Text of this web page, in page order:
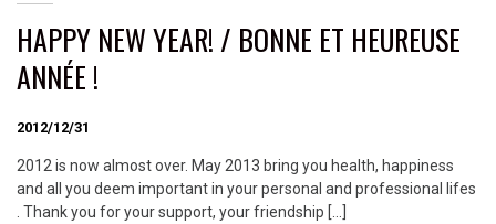
HAPPY NEW YEAR! / BONNE ET HEUREUSE
ANNÉE !
2012/12/31
2012 is now almost over. May 2013 bring you health, happiness
and all you deem important in your personal and professional lifes
. Thank you for your support, your friendship […]